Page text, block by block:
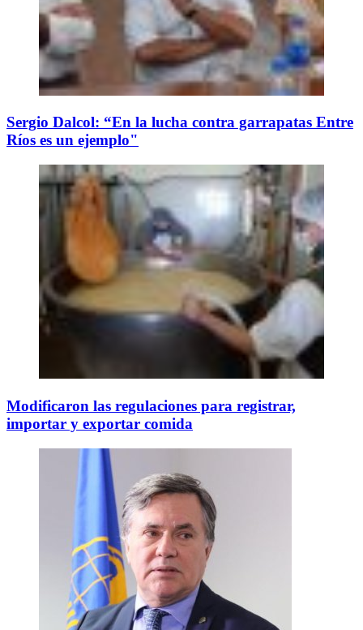
Sergio Dalcol: “En la lucha contra garrapatas Entre
Ríos es un ejemplo"
Modificaron las regulaciones para registrar,
importar y exportar comida